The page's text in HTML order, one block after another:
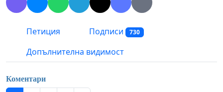
Петиция Подписи 730
Допълнителна видимост
Коментари